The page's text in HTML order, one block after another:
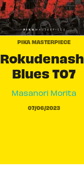
PIKA MASTERPIECE
Blues T07
Masanori Morita
07/06/2023